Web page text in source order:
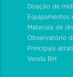
Doação de
Equipamentos
Materiais de
Observatório
Principais
Venda BH